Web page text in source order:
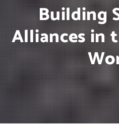
Building
Alliances in